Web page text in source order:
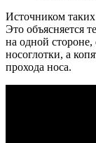
Источником
Это объясняется
на одной стороне,
носоглотки, а
прохода носа.